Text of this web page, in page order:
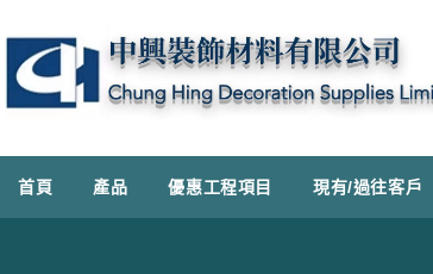
首頁 產品 優惠工程項目 現有/過往客戶